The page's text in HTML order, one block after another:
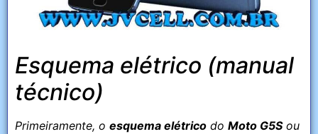
Esquema elétrico (manual
técnico)
Primeiramente, o esquema elétrico do Moto G5Sou